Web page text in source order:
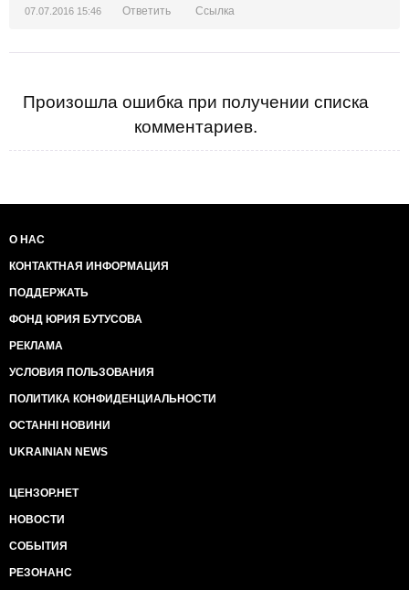
07.07.2016 15:46 Ответить Ссылка
Произошла ошибка при получении списка
комментариев.
О НАС
КОНТАКТНАЯ ИНФОРМАЦИЯ
ПОДДЕРЖАТЬ
ФОНД ЮРИЯ БУТУСОВА
РЕКЛАМА
УСЛОВИЯ ПОЛЬЗОВАНИЯ
ПОЛИТИКА КОНФИДЕНЦИАЛЬНОСТИ
ОСТАННІ НОВИНИ
UKRAINIAN NEWS
ЦЕНЗОР.НЕТ
НОВОСТИ
СОБЫТИЯ
РЕЗОНАНС